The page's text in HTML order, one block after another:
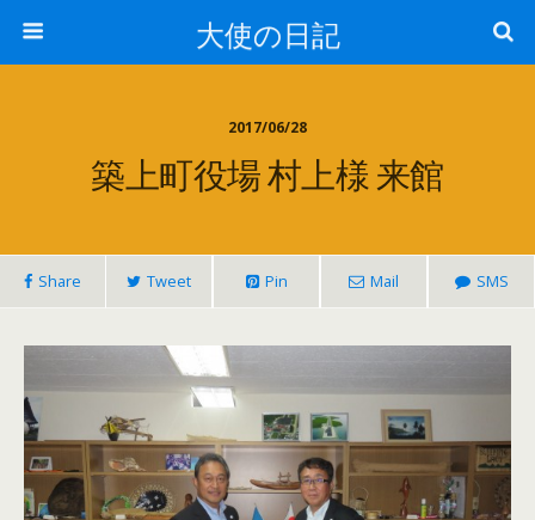
大使の日記
2017/06/28
築上町役場 村上様 来館
Share Tweet Pin Mail SMS